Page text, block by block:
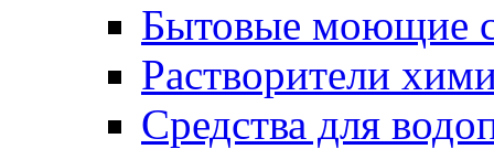
Бытовые моющие
Растворители
Средства для